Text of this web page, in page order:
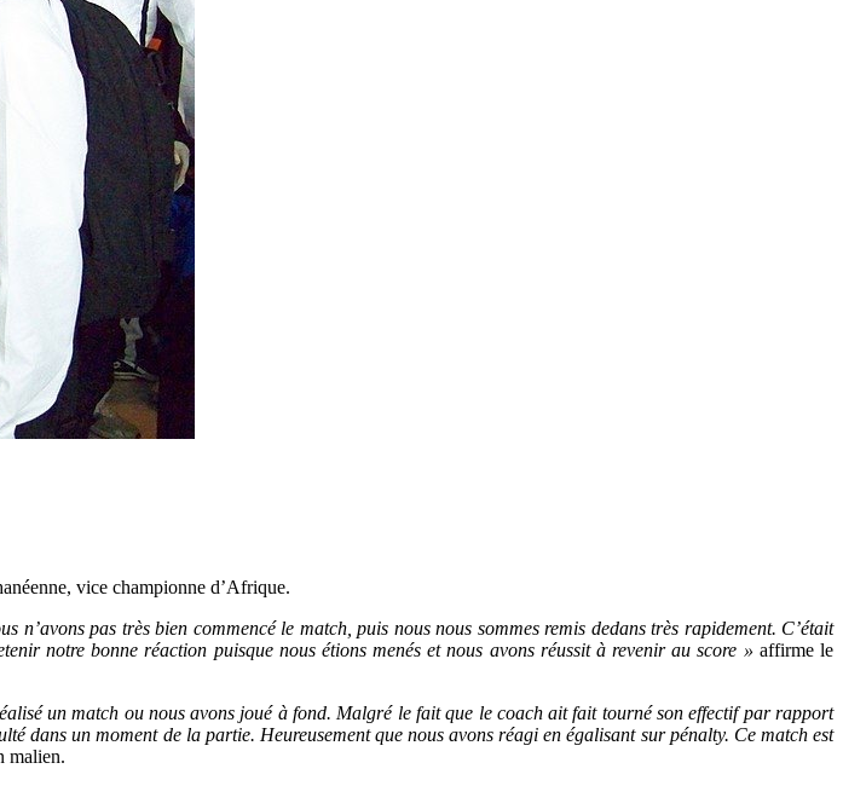
vice championne d’Afrique.
n’avons pas très bien commencé le match, puis nous nous sommes remis dedans très rapidement. C’était
notre bonne réaction puisque nous étions menés et nous avons réussit à revenir au score » affirme le
un match ou nous avons joué à fond. Malgré le fait que le coach ait fait tourné son effectif par rapport
dans un moment de la partie. Heureusement que nous avons réagi en égalisant sur pénalty. Ce match est
malien.